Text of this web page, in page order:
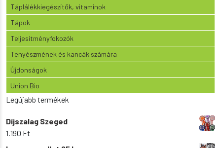
Táplálékkiegészítők, vitaminok
Tápok
Teljesítményfokozók
Tenyészmének és kancák számára
Újdonságok
Union Bio
Legújabb termékek
Díjszalag Szeged
1.190 Ft